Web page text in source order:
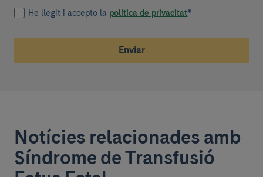
He llegit i accepto la política de privacitat*
Enviar
Notícies relacionades amb
Síndrome de Transfusió